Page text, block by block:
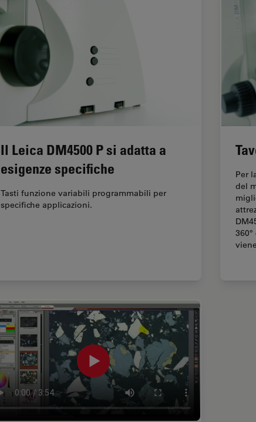
Il Leica DM4500 P si adatta a
esigenze specifiche
Tasti funzione variabili programmabili per
specifiche applicazioni.
Per
del